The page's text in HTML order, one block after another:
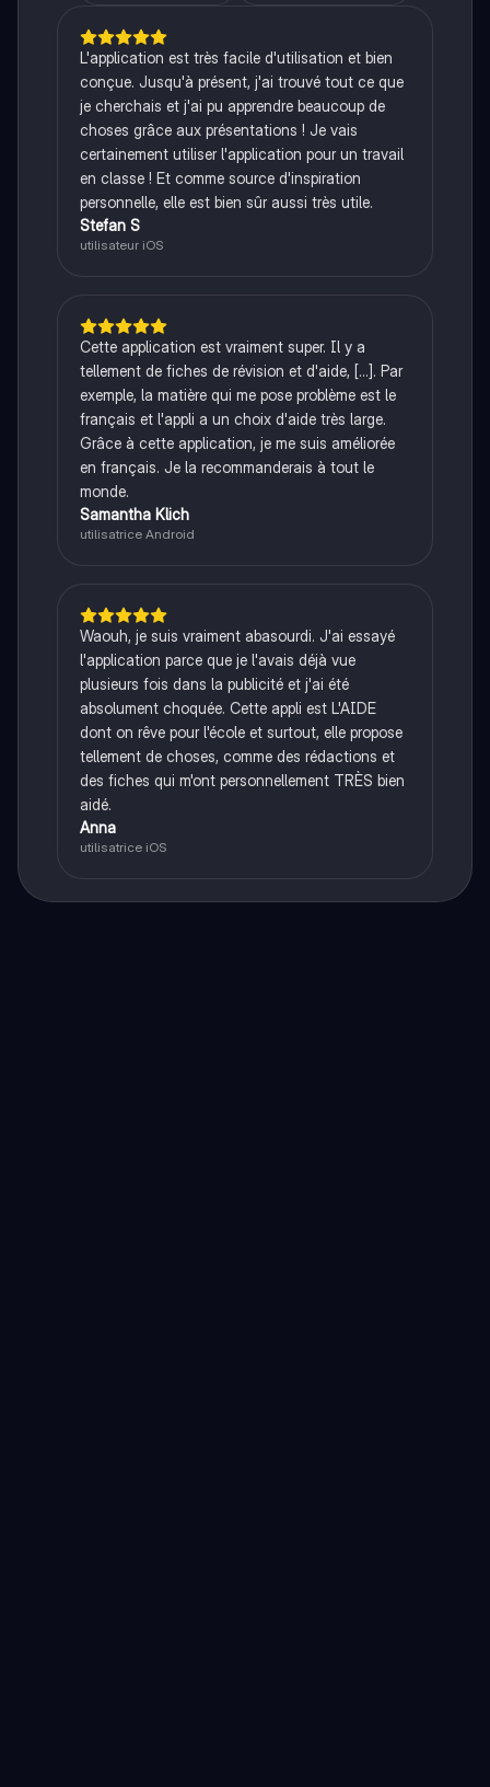
L'application est très facile d'utilisation et bien
conçue. Jusqu'à présent, j'ai trouvé tout ce que
je cherchais et j'ai pu apprendre beaucoup de
choses grâce aux présentations ! Je vais
certainement utiliser l'application pour un travail
en classe ! Et comme source d'inspiration
personnelle, elle est bien sûr aussi très utile.
Stefan S
utilisateur iOS
Cette application est vraiment super. Il y a
tellement de fiches de révision et d'aide, [...]. Par
exemple, la matière qui me pose problème est le
français et l'appli a un choix d'aide très large.
Grâce à cette application, je me suis améliorée
en français. Je la recommanderais à tout le
monde.
Samantha Klich
utilisatrice Android
Waouh, je suis vraiment abasourdi. J'ai essayé
l'application parce que je l'avais déjà vue
plusieurs fois dans la publicité et j'ai été
absolument choquée. Cette appli est L'AIDE
dont on rêve pour l'école et surtout, elle propose
tellement de choses, comme des rédactions et
des fiches qui m'ont personnellement TRÈS bien
aidé.
Anna
utilisatrice iOS